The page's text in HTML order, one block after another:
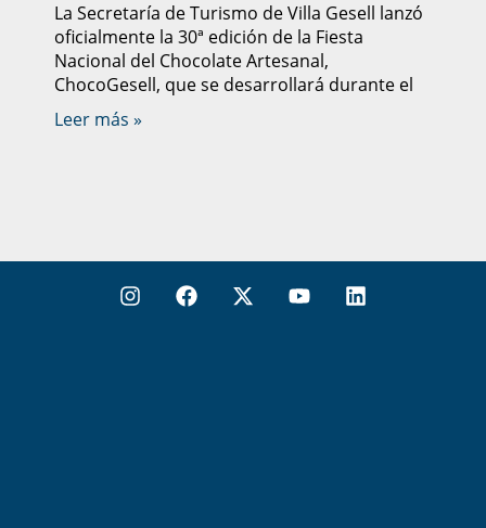
La Secretaría de Turismo de Villa Gesell lanzó
oficialmente la 30ª edición de la Fiesta
Nacional del Chocolate Artesanal,
ChocoGesell, que se desarrollará durante el
Leer más »